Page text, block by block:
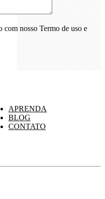
com nosso Termo de uso e
APRENDA
BLOG
CONTATO